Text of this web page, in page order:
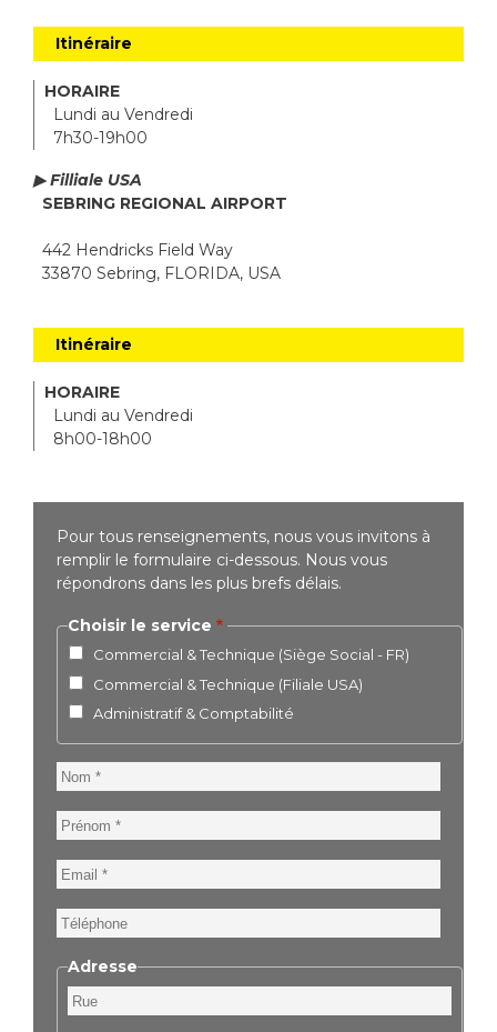
Itinéraire
HORAIRE
Lundi au Vendredi
7h30-19h00
▶ Filliale USA
SEBRING REGIONAL AIRPORT
442 Hendricks Field Way
33870 Sebring, FLORIDA, USA
Itinéraire
HORAIRE
Lundi au Vendredi
8h00-18h00
Pour tous renseignements, nous vous invitons à
remplir le formulaire ci-dessous. Nous vous
répondrons dans les plus brefs délais.
Choisir le service
Commercial & Technique (Siège Social - FR)
Commercial & Technique (Filiale USA)
Administratif & Comptabilité
Nom
Prénom
Email
Téléphone
Adresse
Rue